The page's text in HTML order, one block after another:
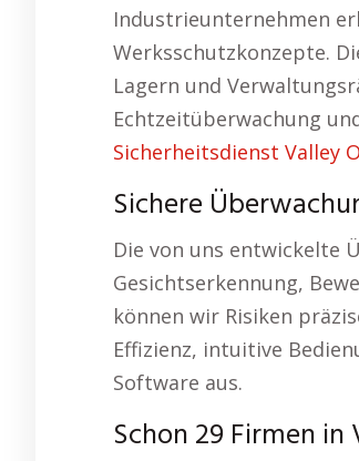
Industrieunternehmen
Werksschutzkonzepte.
Lagern und
Echtzeitüberwachung
Sicherheitsdienst Valley
Sichere
Die von uns entwickelte
Gesichtserkennung,
können wir Risiken
Effizienz, intuitive
Software aus.
Schon 29 Firmen